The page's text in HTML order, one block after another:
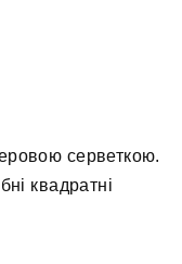
серветкою.
квадратні